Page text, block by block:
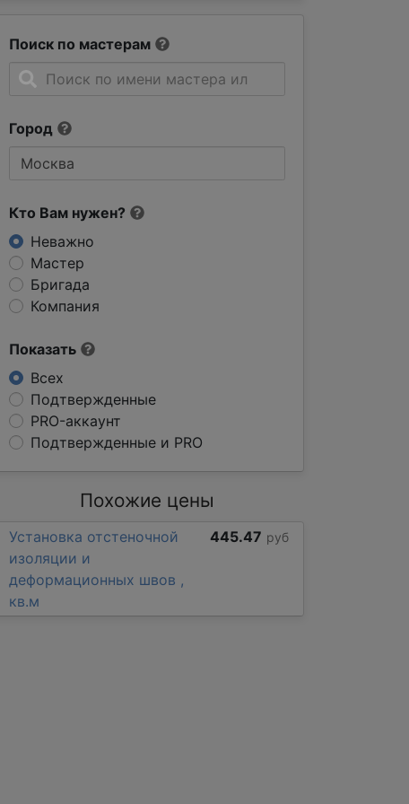
Поиск по мастерам
Город
Кто Вам нужен?
Неважно
Мастер
Бригада
Компания
Показать
Всех
Подтвержденные
PRO-аккаунт
Подтвержденные и PRO
Похожие цены
Установка отстеночной
изоляции и
деформационных швов ,
кв.м
445.47 руб